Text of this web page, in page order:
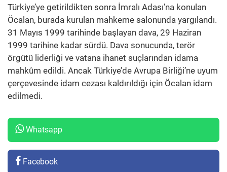
Türkiye’ye getirildikten sonra İmralı Adası’na konulan
Öcalan, burada kurulan mahkeme salonunda yargılandı.
31 Mayıs 1999 tarihinde başlayan dava, 29 Haziran
1999 tarihine kadar sürdü. Dava sonucunda, terör
örgütü liderliği ve vatana ihanet suçlarından idama
mahkûm edildi. Ancak Türkiye’de Avrupa Birliği’ne uyum
çerçevesinde idam cezası kaldırıldığı için Öcalan idam
edilmedi.
Whatsapp
Facebook